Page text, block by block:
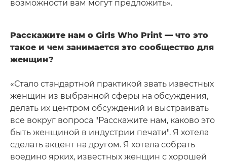
возможности вам могут предложить».
Расскажите нам о Girls Who Print — что это
такое и чем занимается это сообщество для
женщин?
«Стало стандартной практикой звать известных
женщин из выбранной сферы на обсуждения,
делать их центром обсуждений и выстраивать
все вокруг вопроса "Расскажите нам, каково это
быть женщиной в индустрии печати". Я хотела
сделать акцент на другом. Я хотела собрать
воедино ярких, известных женщин с хорошей